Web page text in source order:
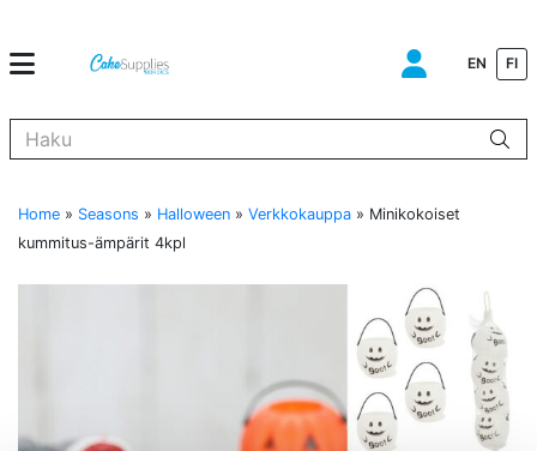
EN FI
Home » Seasons » Halloween » Verkkokauppa » Minikokoiset
kummitus-ämpärit 4kpl